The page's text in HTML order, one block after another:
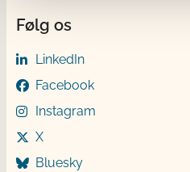
Følg os
LinkedIn
Facebook
Instagram
X
Bluesky